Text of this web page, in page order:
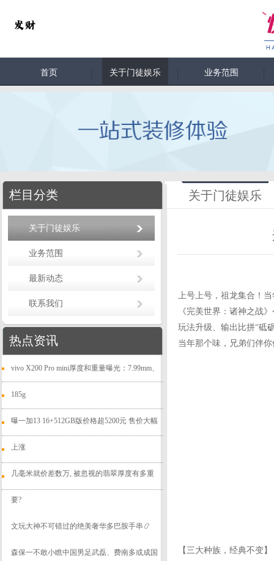
首页 关于门徒娱乐 业务范围
栏目分类
关于门徒娱乐
业务范围
最新动态
联系我们
热点资讯
vivo X200 Pro mini厚度和重量曝光：7.99mm、
185g
曝一加13 16+512GB版价格超5200元 售价大幅
上涨
几毫米就价差数万, 被忽视的翡翠厚度有多重
要?
文玩大神不可错过的绝美奢华多巴胺手串📿
森保一不敢小瞧中国男足武磊、费南多或成国
关于门徒娱乐
上号上号，祖龙集合！
《完美世界：诸神之战
玩法升级、输出比拼“砥
当年那个味，兄弟们伴
【三大种族，经典不变】